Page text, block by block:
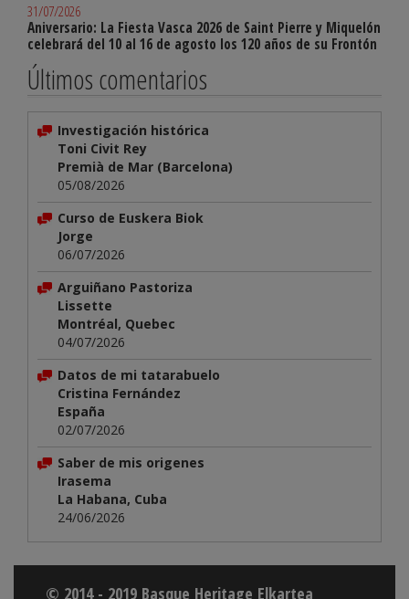
31/07/2026
Aniversario: La Fiesta Vasca 2026 de Saint Pierre y Miquelón
celebrará del 10 al 16 de agosto los 120 años de su Frontón
Últimos comentarios
Investigación histórica
Toni Civit Rey
Premià de Mar (Barcelona)
05/08/2026
Curso de Euskera Biok
Jorge
06/07/2026
Arguiñano Pastoriza
Lissette
Montréal, Quebec
04/07/2026
Datos de mi tatarabuelo
Cristina Fernández
España
02/07/2026
Saber de mis origenes
Irasema
La Habana, Cuba
24/06/2026
© 2014 - 2019 Basque Heritage Elkartea